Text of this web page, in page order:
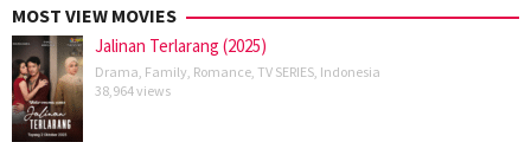
MOST VIEW MOVIES
Jalinan Terlarang (2025)
Drama Family Romance TV SERIES Indonesia
38,964 views